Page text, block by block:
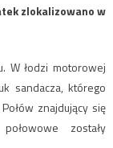
zlokalizowano w
W łodzi motorowej
sandacza, którego
znajdujący się
zostały